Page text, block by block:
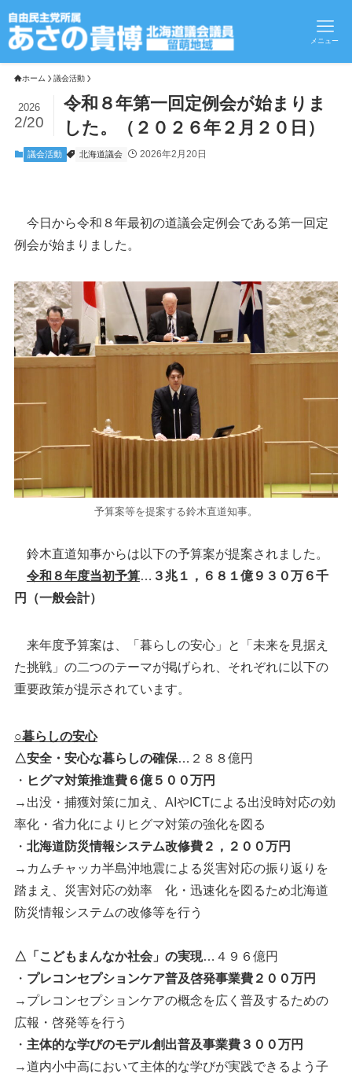
メニュー
ホーム 議会活動
令和８年第一回定例会が始まりま
した。（２０２６年２月２０日）
2026
2/20
議会活動 北海道議会 2026年2月20日
今日から令和８年最初の道議会定例会である第一回定
例会が始まりました。
予算案等を提案する鈴木直道知事。
鈴木直道知事からは以下の予算案が提案されました。
令和８年度当初予算… ３兆１，６８１億９３０万６千
円（一般会計）
来年度予算案は、「暮らしの安心」と「未来を見据え
た挑戦」の二つのテーマが掲げられ、それぞれに以下の
重要政策が提示されています。
○暮らしの安心
△安全・安心な暮らしの確保…２８８億円
・ ヒグマ対策推進費６億５００万円
→出没・捕獲対策に加え、AIやICTによる出没時対応の効
率化・省力化によりヒグマ対策の強化を図る
・ 北海道防災情報システム改修費２，２００万円
→カムチャッカ半島沖地震による災害対応の振り返りを
踏まえ、災害対応の効率 化・迅速化を図るため北海道
防災情報システムの改修等を行う
△「こどもまんなか社会」の実現…４９６億円
・ プレコンセプションケア普及啓発事業費２００万円
→プレコンセプションケアの概念を広く普及するための
広報・啓発等を行う
・ 主体的な学びのモデル創出普及事業費３００万円
→道内小中高において主体的な学びが実践できるよう子